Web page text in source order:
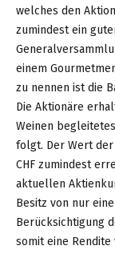
welches den
zumindest ein
einem
zu nennen ist die
Die Aktionäre
Weinen
folgt. Der Wert
CHF zumindest
aktuellen
Besitz von nur
Berücksichtigung
somit eine Rendite